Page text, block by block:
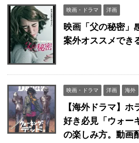
映画・ドラマ 洋画
映画「父の秘密」
案外オススメでき
映画・ドラマ 洋画 海外
【海外ドラマ】
好き必見「ウォー
の楽しみ方。動画